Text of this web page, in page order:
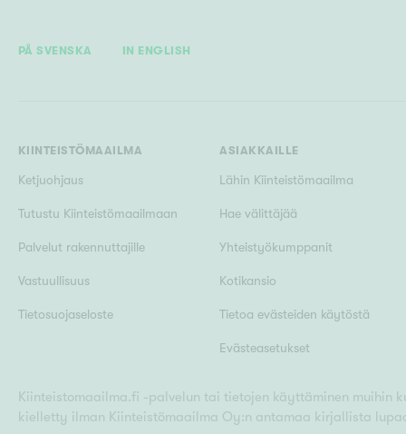
PÅ SVENSKA IN ENGLISH
KIINTEISTÖMAAILMA
Ketjuohjaus
Tutustu Kiinteistömaailmaan
Palvelut rakennuttajille
Vastuullisuus
Tietosuojaseloste
ASIAKKAILLE
Lähin Kiinteistömaailma
Hae välittäjää
Yhteistyökumppanit
Kotikansio
Tietoa evästeiden käytöstä
Evästeasetukset
Kiinteistomaailma.fi -palvelun tai tietojen käyttäminen muihin
kielletty ilman Kiinteistömaailma Oy:n antamaa kirjallista